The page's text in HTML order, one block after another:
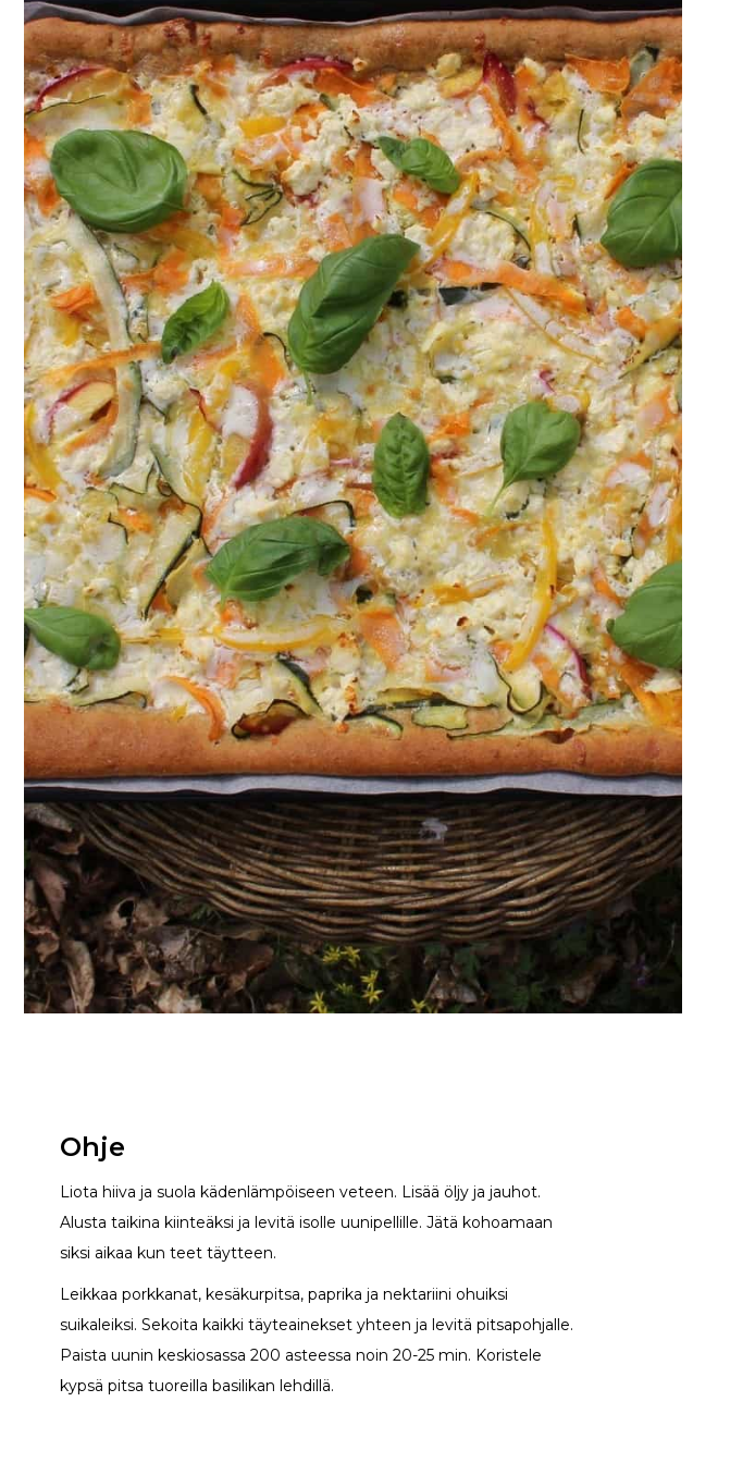
Ohje
Liota hiiva ja suola kädenlämpöiseen veteen. Lisää öljy ja jauhot.
Alusta taikina kiinteäksi ja levitä isolle uunipellille. Jätä kohoamaan
siksi aikaa kun teet täytteen.
Leikkaa porkkanat, kesäkurpitsa, paprika ja nektariini ohuiksi
suikaleiksi. Sekoita kaikki täyteainekset yhteen ja levitä pitsapohjalle.
Paista uunin keskiosassa 200 asteessa noin 20-25 min. Koristele
kypsä pitsa tuoreilla basilikan lehdillä.